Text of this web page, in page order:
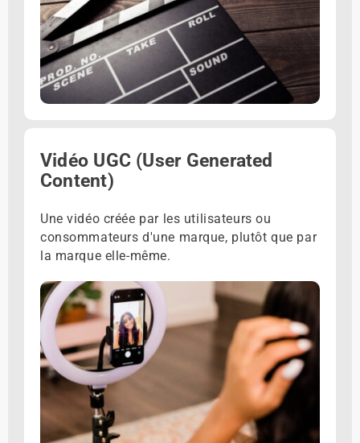
Vidéo UGC (User Generated
Content)
Une vidéo créée par les utilisateurs ou
consommateurs d'une marque, plutôt que par
la marque elle-même.